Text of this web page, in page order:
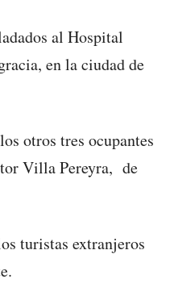
al Hospital
en la ciudad de
otros tres ocupantes
Villa Pereyra, de
turistas extranjeros